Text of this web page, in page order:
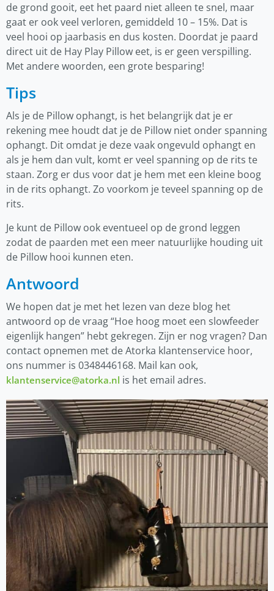
de grond gooit, eet het paard niet alleen te snel, maar
gaat er ook veel verloren, gemiddeld 10 – 15%. Dat is
veel hooi op jaarbasis en dus kosten. Doordat je paard
direct uit de Hay Play Pillow eet, is er geen verspilling.
Met andere woorden, een grote besparing!
Tips
Als je de Pillow ophangt, is het belangrijk dat je er
rekening mee houdt dat je de Pillow niet onder spanning
ophangt. Dit omdat je deze vaak ongevuld ophangt en
als je hem dan vult, komt er veel spanning op de rits te
staan. Zorg er dus voor dat je hem met een kleine boog
in de rits ophangt. Zo voorkom je teveel spanning op de
rits.
Je kunt de Pillow ook eventueel op de grond leggen
zodat de paarden met een meer natuurlijke houding uit
de Pillow hooi kunnen eten.
Antwoord
We hopen dat je met het lezen van deze blog het
antwoord op de vraag “Hoe hoog moet een slowfeeder
eigenlijk hangen” hebt gekregen. Zijn er nog vragen? Dan
contact opnemen met de Atorka klantenservice hoor,
ons nummer is 0348446168. Mail kan ook,
klantenservice@atorka.nl is het email adres.